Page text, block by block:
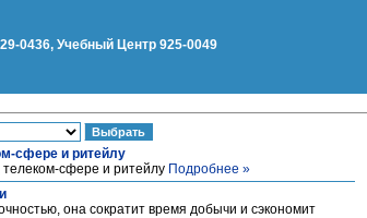
0436, Учебный Центр 925-0049
сфере и ритейлу
телеком-сфере и ритейлу Подробнее »
она сократит время добычи и сэкономит